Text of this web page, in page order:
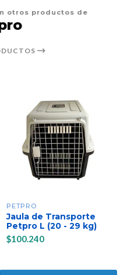
otros productos de
PETPRO
Jaula de Transporte
Petpro L (20 - 29 kg)
$100.240